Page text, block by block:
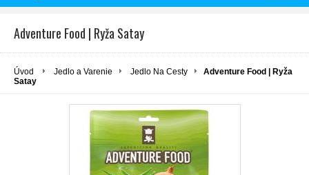
Adventure Food | Ryža Satay
Úvod Jedlo a Varenie Jedlo Na Cesty
Adventure Food | Ryža
Satay